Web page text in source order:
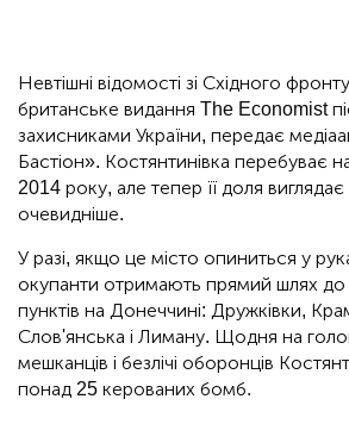
Невтішні відомості зі Східного фронту
британське видання The Economist
захисниками України, передає
Бастіон». Костянтинівка перебуває
2014 року, але тепер її доля
очевидніше.
У разі, якщо це місто опиниться у
окупанти отримають прямий шлях до
пунктів на Донеччині: Дружківки,
Слов'янська і Лиману. Щодня на
мешканців і безлічі оборонців
понад 25 керованих бомб.